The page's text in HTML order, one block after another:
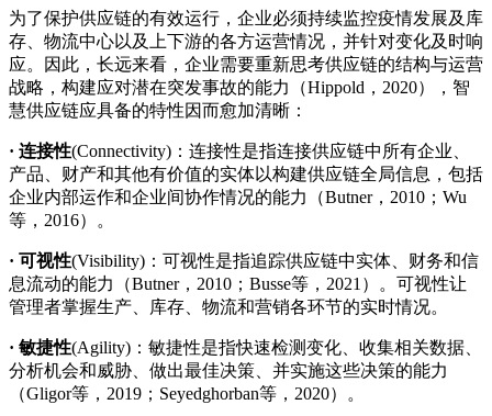
为了保护供应链的有效运行，企业必须持续监控疫情发展及库
存、物流中心以及上下游的各方运营情况，并针对变化及时响
应。因此，长远来看，企业需要重新思考供应链的结构与运营
战略，构建应对潜在突发事故的能力（Hippold，2020），智
慧供应链应具备的特性因而愈加清晰：
· 连接性(Connectivity)：连接性是指连接供应链中所有企业、
产品、财产和其他有价值的实体以构建供应链全局信息，包括
企业内部运作和企业间协作情况的能力（Butner，2010；Wu
等，2016）。
· 可视性(Visibility)：可视性是指追踪供应链中实体、财务和信
息流动的能力（Butner，2010；Busse等，2021）。可视性让
管理者掌握生产、库存、物流和营销各环节的实时情况。
· 敏捷性(Agility)：敏捷性是指快速检测变化、收集相关数据、
分析机会和威胁、做出最佳决策、并实施这些决策的能力
（Gligor等，2019；Seyedghorban等，2020）。